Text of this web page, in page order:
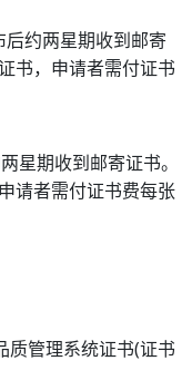
约两星期收到邮寄
书，申请者需付证书
星期收到邮寄证书。
请者需付证书费每张
质管理系统证书(证书
试
安
引
生
效)